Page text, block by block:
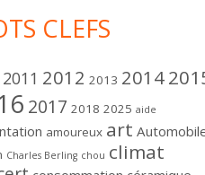
CLEFS
2011 2012 2013 2014
2017 2018 2025 aide
amoureux art
Charles Berling chou climat